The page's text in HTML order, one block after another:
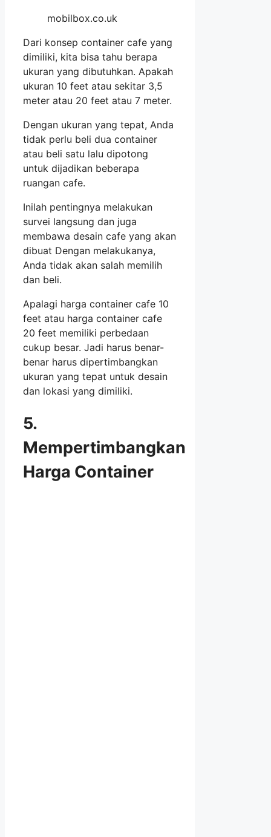
mobilbox.co.uk
Dari konsep container cafe yang
dimiliki, kita bisa tahu berapa
ukuran yang dibutuhkan. Apakah
ukuran 10 feet atau sekitar 3,5
meter atau 20 feet atau 7 meter.
Dengan ukuran yang tepat, Anda
tidak perlu beli dua container
atau beli satu lalu dipotong
untuk dijadikan beberapa
ruangan cafe.
Inilah pentingnya melakukan
survei langsung dan juga
membawa desain cafe yang akan
dibuat Dengan melakukanya,
Anda tidak akan salah memilih
dan beli.
Apalagi harga container cafe 10
feet atau harga container cafe
20 feet memiliki perbedaan
cukup besar. Jadi harus benar-
benar harus dipertimbangkan
ukuran yang tepat untuk desain
dan lokasi yang dimiliki.
5.
Mempertimbangkan
Harga Container